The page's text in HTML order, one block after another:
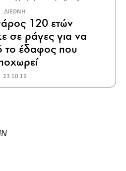
ΔΙΕΘΝΗ
120 ετών
σε ράγες για να
το έδαφος που
23.10.19